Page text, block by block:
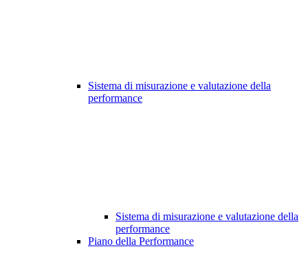
Sistema di misurazione e valutazione della
performance
Sistema di misurazione e valutazione della
performance
Piano della Performance